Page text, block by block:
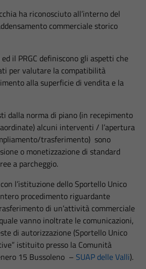
ha riconosciuto all’interno del
commerciale storico
il PRGC definiscono gli aspetti che
per valutare la compatibilità
alla superficie di vendita e la
dalla norma di piano (in recepimento
alcuni interventi / l’apertura
trasferimento) sono
o monetizzazione di standard
a parcheggio.
l’istituzione dello Sportello Unico
procedimento riguardante
di un’attività commerciale
vanno inoltrate le comunicazioni,
di autorizzazione (Sportello Unico
istituito presso la Comunità
15 Bussoleno – SUAP delle Valli).